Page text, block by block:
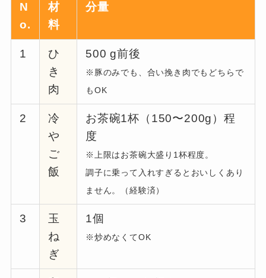
N
o.
材
料
分量
1
ひ
き
肉
500 g前後
※豚のみでも、合い挽き肉でもどちらで
もOK
2
冷
や
ご
飯
お茶碗1杯（150〜200g）程
度
※上限はお茶碗大盛り1杯程度。
調子に乗って入れすぎるとおいしくあり
ません。（経験済）
3
玉
ね
ぎ
1個
※炒めなくてOK